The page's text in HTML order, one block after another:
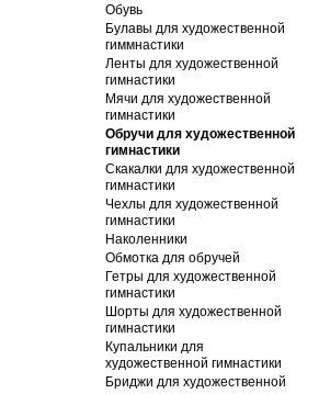
Обувь
Булавы для художественной
гиммнастики
Ленты для художественной
гимнастики
Мячи для художественной
гимнастики
Обручи для художественной
гимнастики
Скакалки для художественной
гимнастики
Чехлы для художественной
гимнастики
Наколенники
Обмотка для обручей
Гетры для художественной
гимнастики
Шорты для художественной
гимнастики
Купальники для
художественной гимнастики
Бриджи для художественной